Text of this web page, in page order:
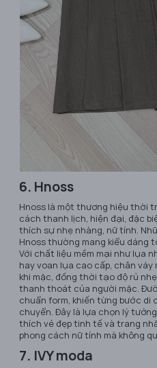
6. Hnoss
Hnoss là một thương hiệu thời
cách thanh lịch, hiện đại, đặc
thích sự nhẹ nhàng, nữ tính.
Hnoss thường mang kiểu dáng
Với chất liệu mềm mại như lụa
hay voan lụa cao cấp, chân
khi mặc, đồng thời tạo độ rủ
thanh thoát của người mặc.
chuẩn form, khiến từng bước di
chuyển. Đây là lựa chọn lý
thích vẻ đẹp tinh tế và trang
phong cách nữ tính mà không
7. IVY moda